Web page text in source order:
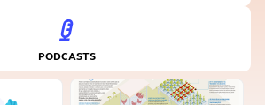
PODCASTS